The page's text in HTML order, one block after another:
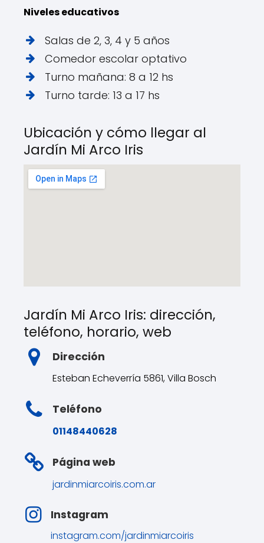
Niveles educativos
Salas de 2, 3, 4 y 5 años
Comedor escolar optativo
Turno mañana: 8 a 12 hs
Turno tarde: 13 a 17 hs
Ubicación y cómo llegar al
Jardín Mi Arco Iris
Jardín Mi Arco Iris: dirección,
teléfono, horario, web
Dirección
Esteban Echeverría 5861, Villa Bosch
Teléfono
01148440628
Página web
jardinmiarcoiris.com.ar
Instagram
instagram.com/jardinmiarcoiris